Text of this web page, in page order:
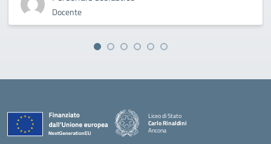
Docente
Liceo di Stato
Carlo Rinaldini
Ancona